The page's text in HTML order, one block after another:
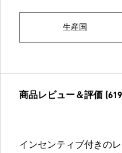
生産国
商品レビュー＆評価
インセンティブ付きの